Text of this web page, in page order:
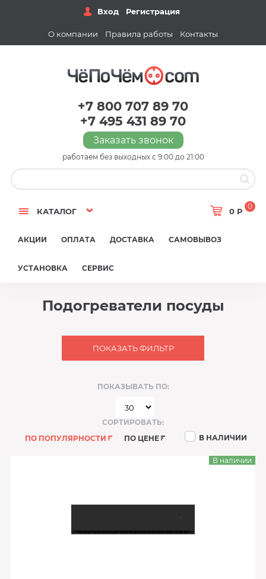
Вход Регистрация
О компании Правила работы Контакты
+7 800 707 89 70
+7 495 431 89 70
Заказать звонок
работаем без выходных с 9:00 до 21:00
КАТАЛОГ 0 Р
0
АКЦИИ ОПЛАТА ДОСТАВКА САМОВЫВОЗ
УСТАНОВКА СЕРВИС
Подогреватели посуды
ПОКАЗАТЬ ФИЛЬТР
ПОКАЗЫВАТЬ ПО:
СОРТИРОВАТЬ:
ПО ПОПУЛЯРНОСТИ
ПО ЦЕНЕ В НАЛИЧИИ
В наличии